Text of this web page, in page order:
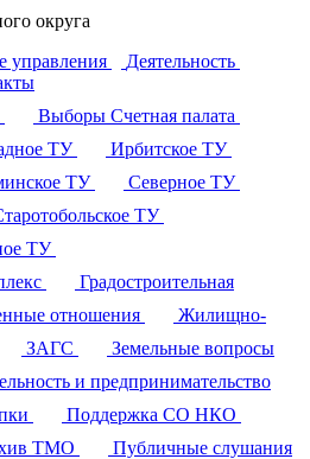
округа
управления
Деятельность
Выборы Счетная палата
ТУ
Ирбитское ТУ
ТУ
Северное ТУ
ТУ
ТУ
Градостроительная
отношения
Жилищно-
ЗАГС
Земельные вопросы
и предпринимательство
Поддержка СО НКО
ТМО
Публичные слушания